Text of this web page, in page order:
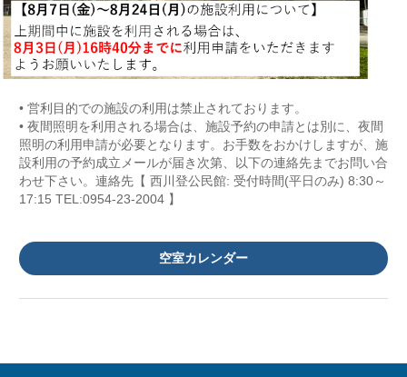
• 営利目的での施設の利用は禁止されております。
• 夜間照明を利用される場合は、施設予約の申請とは別に、夜間
照明の利用申請が必要となります。お手数をおかけしますが、施
設利用の予約成立メールが届き次第、以下の連絡先までお問い合
わせ下さい。連絡先【 西川登公民館: 受付時間(平日のみ) 8:30～
17:15 TEL:0954-23-2004 】
空室カレンダー